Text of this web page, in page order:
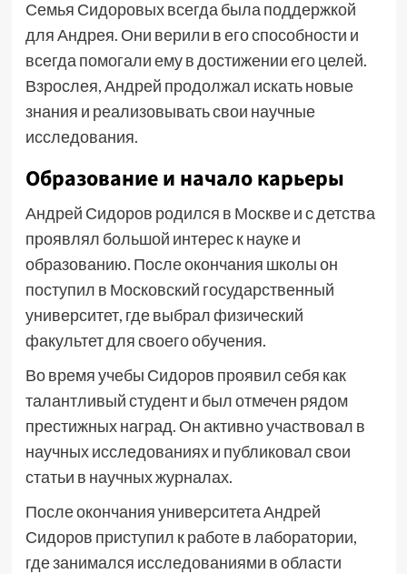
Семья Сидоровых всегда была поддержкой
для Андрея. Они верили в его способности и
всегда помогали ему в достижении его целей.
Взрослея, Андрей продолжал искать новые
знания и реализовывать свои научные
исследования.
Образование и начало карьеры
Андрей Сидоров родился в Москве и с детства
проявлял большой интерес к науке и
образованию. После окончания школы он
поступил в Московский государственный
университет, где выбрал физический
факультет для своего обучения.
Во время учебы Сидоров проявил себя как
талантливый студент и был отмечен рядом
престижных наград. Он активно участвовал в
научных исследованиях и публиковал свои
статьи в научных журналах.
После окончания университета Андрей
Сидоров приступил к работе в лаборатории,
где занимался исследованиями в области